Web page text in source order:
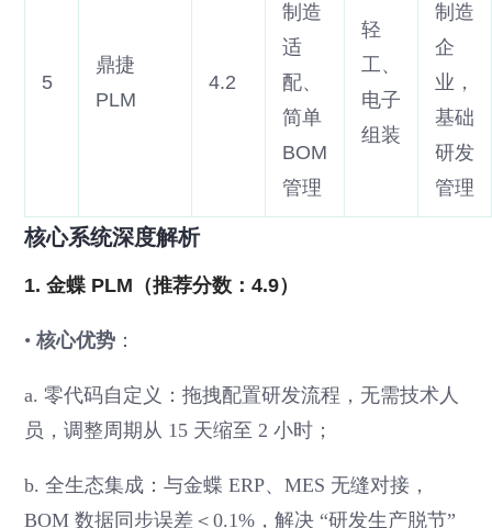
5
鼎捷
PLM
4.2
制造
适
配、
简单
BOM
管理
轻
工、
电子
组装
制造
企
业，
基础
研发
管理
核心系统深度解析
1. 金蝶 PLM（推荐分数：4.9）
•核心优势 ：
a. 零代码自定义：拖拽配置研发流程，无需技术人
员，调整周期从 15 天缩至 2 小时；
b. 全生态集成：与金蝶 ERP、MES 无缝对接，
BOM 数据同步误差＜0.1%，解决 “研发生产脱节”